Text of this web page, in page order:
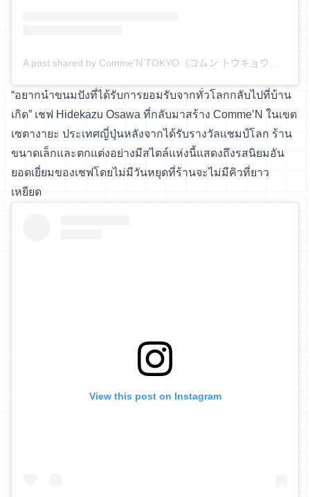
“อยากนำขนมปังที่ได้รับการยอมรับจากทั่วโลกกลับไปที่บ้าน
เกิด” เชฟ Hidekazu Osawa ที่กลับมาสร้าง Comme’N ในเขต
เซตางายะ ประเทศญี่ปุ่นหลังจากได้รับรางวัลแชมป์โลก ร้าน
ขนาดเล็กและตกแต่งอย่างมีสไตล์แห่งนี้แสดงถึงรสนิยมอัน
ยอดเยี่ยมของเชฟโดยไม่มีวันหยุดที่ร้านจะไม่มีคิวที่ยาว
เหยียด
View this post on Instagram